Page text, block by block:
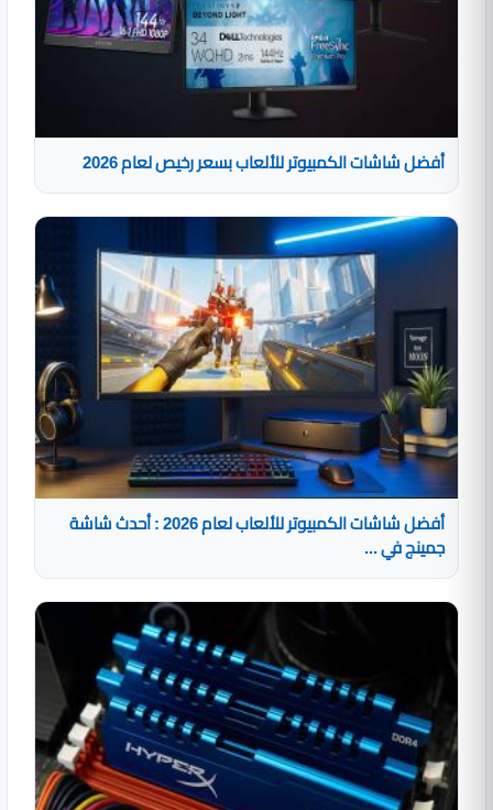
أفضل شاشات الكمبيوتر للألعاب بسعر رخيص لعام 2026
أفضل شاشات الكمبيوتر للألعاب لعام 2026 : أحدث شاشة
جمينج في ...